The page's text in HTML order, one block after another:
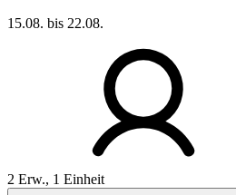
15.08. bis 22.08.
2 Erw., 1 Einheit